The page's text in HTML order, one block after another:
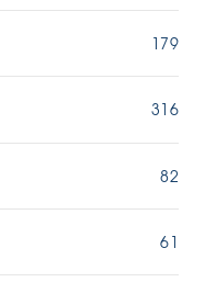
179
316
82
61